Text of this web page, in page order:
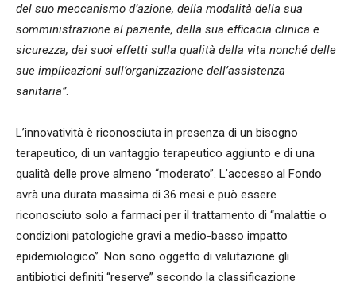
del suo meccanismo d’azione, della modalità della sua
somministrazione al paziente, della sua efficacia clinica e
sicurezza, dei suoi effetti sulla qualità della vita nonché delle
sue implicazioni sull’organizzazione dell’assistenza
sanitaria”.
L’innovatività è riconosciuta in presenza di un bisogno
terapeutico, di un vantaggio terapeutico aggiunto e di una
qualità delle prove almeno “moderato”. L’accesso al Fondo
avrà una durata massima di 36 mesi e può essere
riconosciuto solo a farmaci per il trattamento di “malattie o
condizioni patologiche gravi a medio-basso impatto
epidemiologico”. Non sono oggetto di valutazione gli
antibiotici definiti “reserve” secondo la classificazione